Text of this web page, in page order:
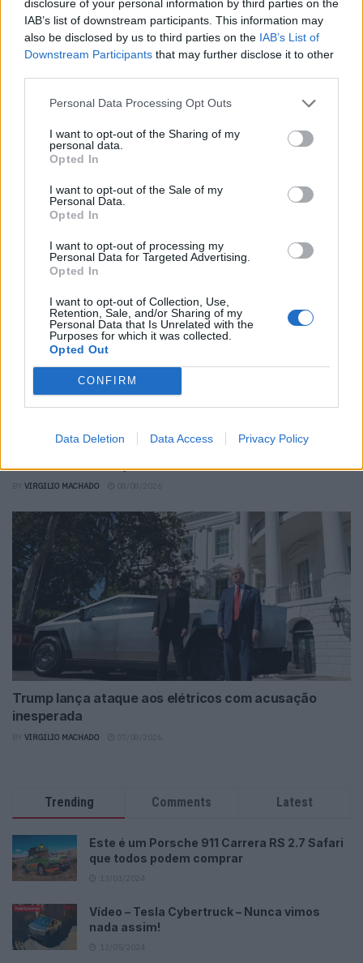
disclosure of your personal information by third parties on the
IAB’s list of downstream participants. This information may
also be disclosed by us to third parties on the IAB’s List of
Downstream Participants that may further disclose it to other
Personal Data Processing Opt Outs
I want to opt-out of the Sharing of my
personal data.
Opted In
I want to opt-out of the Sale of my
Personal Data.
Opted In
I want to opt-out of processing my
Personal Data for Targeted Advertising.
Opted In
I want to opt-out of Collection, Use,
Retention, Sale, and/or Sharing of my
Personal Data that Is Unrelated with the
Purposes for which it was collected.
Opted Out
CONFIRM
Data Deletion Data Access Privacy Policy
Related Posts
pode chegar à Europa
VIRGILIO MACHADO
Torcal redefine luxo sensorial no primeiro SUV
VIRGILIO MACHADO
Trump lança ataque aos elétricos com acusação
inesperada
VIRGILIO MACHADO
Trending Comments Latest
Este é um Porsche 911 Carrera RS 2.7 Safari
que todos podem comprar
Vídeo – Tesla Cybertruck – Nunca vimos
nada assim!